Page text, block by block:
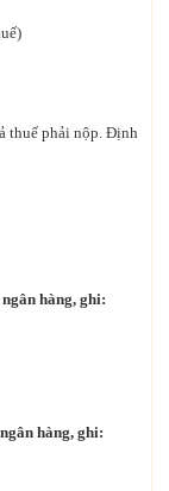
thuế phải nộp. Định
hàng, ghi:
hàng, ghi: